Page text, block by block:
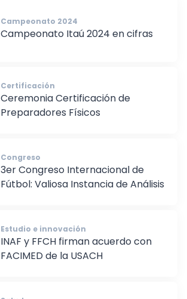
Campeonato 2024
Campeonato Itaú 2024 en cifras
Certificación
Ceremonia Certificación de
Preparadores Físicos
Congreso
3er Congreso Internacional de
Estudio e innovación
INAF y FFCH firman acuerdo con